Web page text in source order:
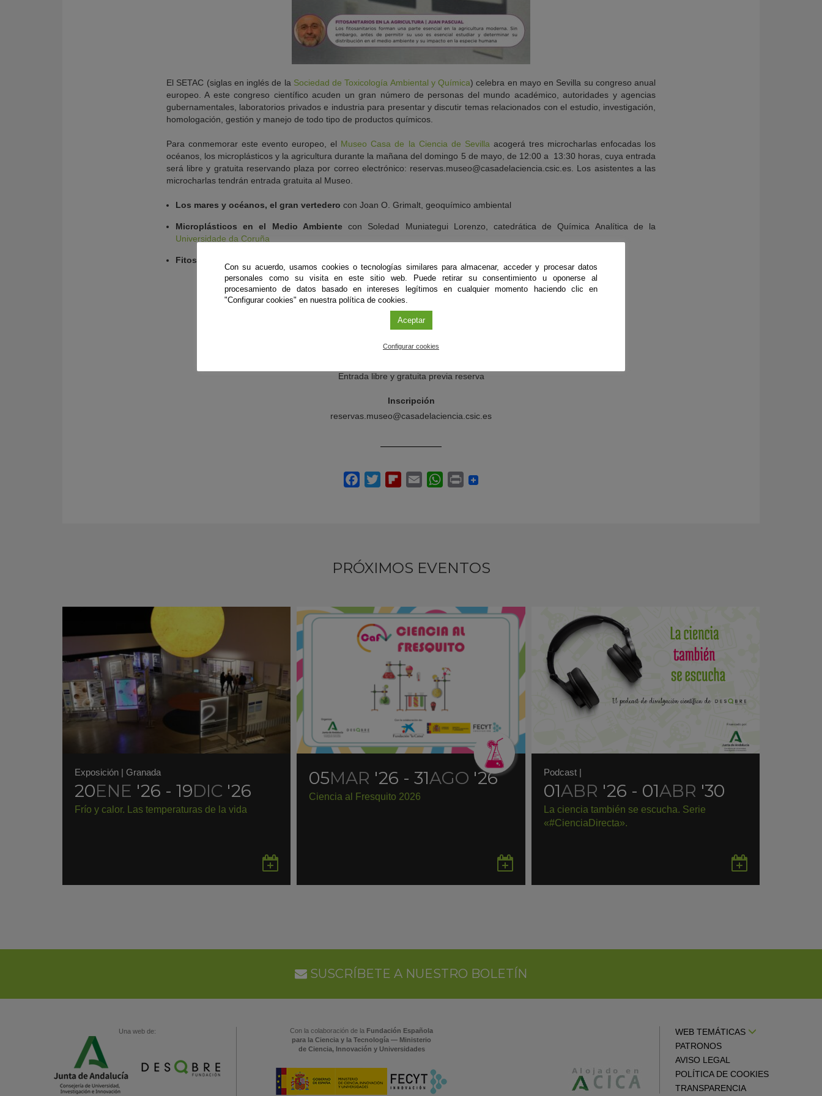
El SETAC (siglas en inglés de la Sociedad de Toxicología Ambiental y Química) celebra en mayo en Sevilla su congreso anual
europeo. A este congreso científico acuden un gran número de personas del mundo académico, autoridades y agencias
gubernamentales, laboratorios privados e industria para presentar y discutir temas relacionados con el estudio, investigación,
homologación, gestión y manejo de todo tipo de productos químicos.
Para conmemorar este evento europeo, el Museo Casa de la Ciencia de Sevilla acogerá tres microcharlas enfocadas los
océanos, los microplásticos y la agricultura durante la mañana del domingo 5 de mayo, de 12:00 a 13:30 horas, cuya entrada
será libre y gratuita reservando plaza por correo electrónico: reservas.museo@casadelaciencia.csic.es. Los asistentes a las
microcharlas tendrán entrada gratuita al Museo.
Los mares y océanos, el gran vertedero con Joan O. Grimalt, geoquímico ambiental
Microplásticos en el Medio Ambientecon Soledad Muniategui Lorenzo, catedrática de Química Analítica de la
Universidade da Coruña
Fitosanitarios en la agricultura
Organiza
Sociedad de Toxicología Ambiental y Química - Museo Casa de la Ciencia
Ponente
Entrada libre y gratuita previa reserva
Inscripción
reservas.museo@casadelaciencia.csic.es
PRÓXIMOS EVENTOS
Exposición | Granada
20ENE '26 - 19DIC '26
Frío y calor. Las temperaturas de la vida
en
05MAR '26 - 31AGO '26
Ciencia al Fresquito 2026
en
Podcast|
01ABR '26 - 01ABR '30
La ciencia también se escucha. Serie
«#CienciaDirecta».
en
SUSCRÍBETE A NUESTRO BOLETÍN
Una web de: Con la colaboración de la Fundación Española
para la Ciencia y la Tecnología — Ministerio
de Ciencia, Innovación y Universidades
WEB TEMÁTICAS
PATRONOS
AVISO LEGAL
POLÍTICA DE COOKIES
TRANSPARENCIA
Con su acuerdo, usamos cookies o tecnologías similares para almacenar, acceder y procesar datos
personales como su visita en este sitio web. Puede retirar su consentimiento u oponerse al
procesamiento de datos basado en intereses legítimos en cualquier momento haciendo clic en
"Configurar cookies" en nuestra política de cookies.
Aceptar
Configurar cookies